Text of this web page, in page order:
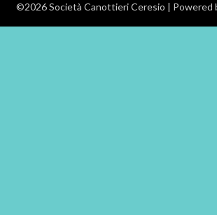
©2026 Società Canottieri Ceresio | Powered